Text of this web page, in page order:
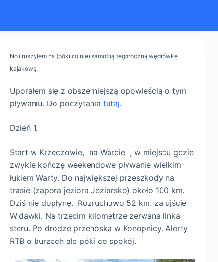
No i ruszyłem na (póki co nie) samotną tegoroczną wędrówkę
kajakową.
Uporałem się z obszerniejszą opowieścią o tym
pływaniu. Do poczytania tutaj.
Dzień 1.
Start w Krzeczowie, na Warcie , w miejscu gdzie
zwykle kończę weekendowe pływanie wielkim
łukiem Warty. Do największej przeszkody na
trasie (zapora jeziora Jeziorsko) około 100 km.
Dziś nie dopłynę. Rozruchowo 52 km. za ujście
Widawki. Na trzecim kilometrze zerwana linka
steru. Po drodze przenoska w Konopnicy. Alerty
RTB o burzach ale póki co spokój.